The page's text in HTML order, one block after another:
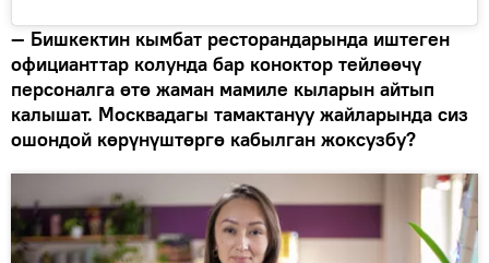
— Бишкектин кымбат ресторандарында иштеген
официанттар колунда бар коноктор тейлөөчү
персоналга өтө жаман мамиле кыларын айтып
калышат. Москвадагы тамактануу жайларында сиз
ошондой көрүнүштөргө кабылган жоксузбу?